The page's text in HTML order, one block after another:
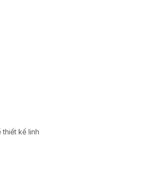
kế linh